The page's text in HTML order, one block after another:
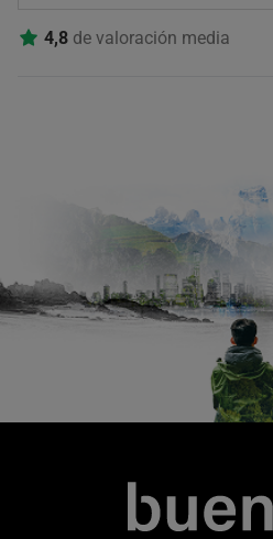
4,8 de valoración media